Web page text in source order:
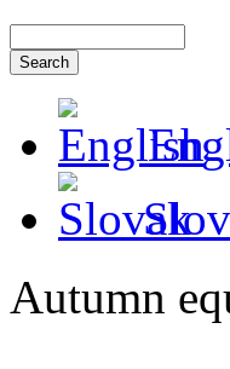
Autumn